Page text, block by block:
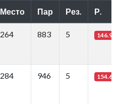
Место Пар Рез. Р.
264 883 5 146.97
284 946 5 154.66